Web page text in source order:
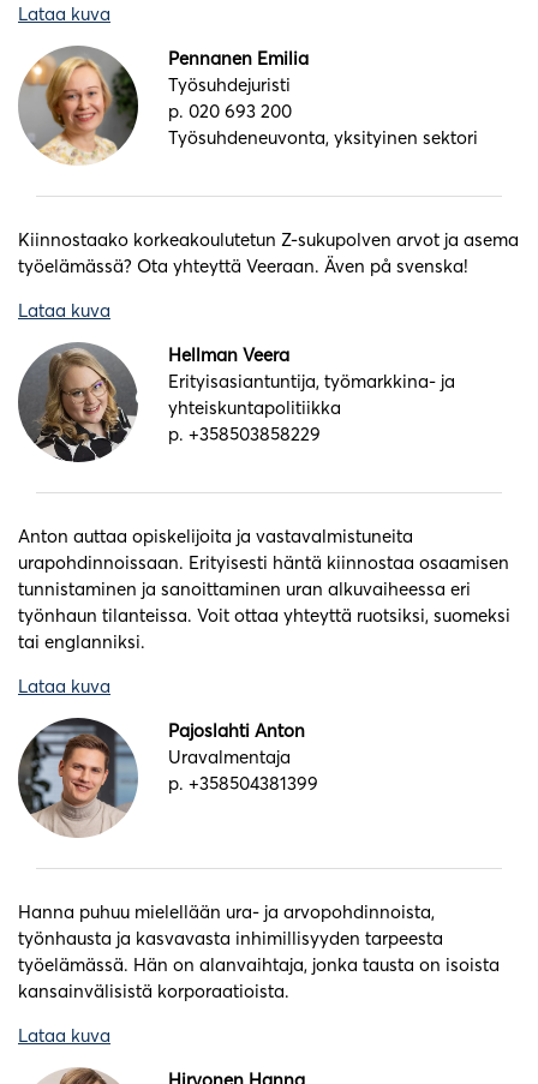
Lataa kuva
Pennanen Emilia
Työsuhdejuristi
p. 020 693 200
Työsuhdeneuvonta, yksityinen sektori
Kiinnostaako korkeakoulutetun Z-sukupolven arvot ja asema
työelämässä? Ota yhteyttä Veeraan. Även på svenska!
Lataa kuva
Hellman Veera
Erityisasiantuntija, työmarkkina- ja
yhteiskuntapolitiikka
p. +358503858229
Anton auttaa opiskelijoita ja vastavalmistuneita
urapohdinnoissaan. Erityisesti häntä kiinnostaa osaamisen
tunnistaminen ja sanoittaminen uran alkuvaiheessa eri
työnhaun tilanteissa. Voit ottaa yhteyttä ruotsiksi, suomeksi
tai englanniksi.
Lataa kuva
Pajoslahti Anton
Uravalmentaja
p. +358504381399
Hanna puhuu mielellään ura- ja arvopohdinnoista,
työnhausta ja kasvavasta inhimillisyyden tarpeesta
työelämässä. Hän on alanvaihtaja, jonka tausta on isoista
kansainvälisistä korporaatioista.
Lataa kuva
Hirvonen Hanna